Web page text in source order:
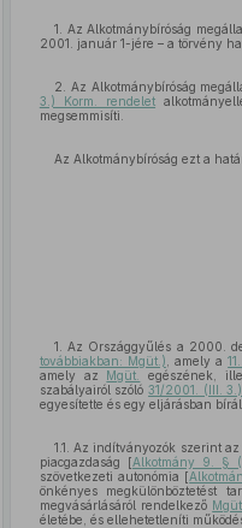
1. Az Alkotmánybíróság
2001. január 1-jére – a törvény
2. Az Alkotmánybíróság
3.) Korm. rendelet
megsemmisíti.
Az Alkotmánybíróság ezt a
1. Az Országgyűlés a 2000.
továbbiakban: Mgüt.) , amely a
amely az Mgüt.
egészének,
szabályairól szóló31/2001. (III.
egyesítette és egy eljárásban
1.1. Az indítványozók szerint az
piacgazdaság [Alkotmány 9. §
szövetkezeti autonómia [
önkényes megkülönböztetést
megvásárlásáról rendelkező Mgüt.
életébe, és ellehetetleníti